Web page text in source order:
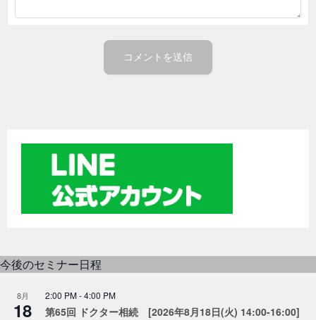
今後のセミナー日程
8月
18
2:00 PM-4:00 PM
第65回 ドクター相続 [2026年8月18日(火) 14:00-16:00]